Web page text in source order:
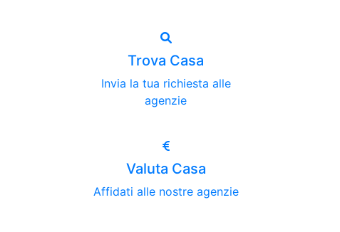
Trova Casa
Invia la tua richiesta alle
agenzie
Valuta Casa
Affidati alle nostre agenzie